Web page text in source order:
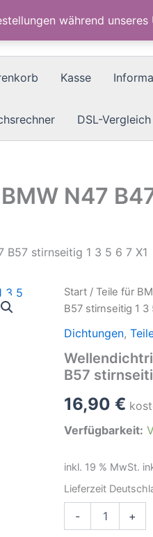
während
Kasse
DSL-Vergleich
N47
B57 stirnseitig 1 3 5 6 7 X1
Start / Teile für
B57 stirnseitig 1 3
Dichtungen,
B57
16,90 €
Verfügbarkeit:
inkl. 19 % MwSt.
Lieferzeit
- +